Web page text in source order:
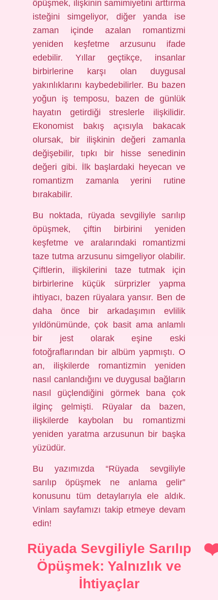
öpüşmek, ilişkinin samimiyetini arttırma
isteğini simgeliyor, diğer yanda ise
zaman içinde azalan romantizmi
yeniden keşfetme arzusunu ifade
edebilir. Yıllar geçtikçe, insanlar
birbirlerine karşı olan duygusal
yakınlıklarını kaybedebilirler. Bu bazen
yoğun iş temposu, bazen de günlük
hayatın getirdiği streslerle ilişkilidir.
Ekonomist bakış açısıyla bakacak
olursak, bir ilişkinin değeri zamanla
değişebilir, tıpkı bir hisse senedinin
değeri gibi. İlk başlardaki heyecan ve
romantizm zamanla yerini rutine
bırakabilir.
Bu noktada, rüyada sevgiliyle sarılıp
öpüşmek, çiftin birbirini yeniden
keşfetme ve aralarındaki romantizmi
taze tutma arzusunu simgeliyor olabilir.
Çiftlerin, ilişkilerini taze tutmak için
birbirlerine küçük sürprizler yapma
ihtiyacı, bazen rüyalara yansır. Ben de
daha önce bir arkadaşımın evlilik
yıldönümünde, çok basit ama anlamlı
bir jest olarak eşine eski
fotoğraflarından bir albüm yapmıştı. O
an, ilişkilerde romantizmin yeniden
nasıl canlandığını ve duygusal bağların
nasıl güçlendiğini görmek bana çok
ilginç gelmişti. Rüyalar da bazen,
ilişkilerde kaybolan bu romantizmi
yeniden yaratma arzusunun bir başka
yüzüdür.
Bu yazımızda “Rüyada sevgiliyle
sarılıp öpüşmek ne anlama gelir”
konusunu tüm detaylarıyla ele aldık.
Vinlam sayfamızı takip etmeye devam
edin!
Rüyada Sevgiliyle Sarılıp
Öpüşmek: Yalnızlık ve
İhtiyaçlar